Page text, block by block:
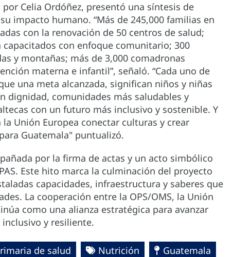
Celia Ordóñez, presentó una síntesis de
impacto humano. “Más de 245,000 familias en
con la renovación de 50 centros de salud;
con enfoque comunitario; 300
y montañas; más de 3,000 comadronas
materna e infantil”, señaló. “Cada uno de
una meta alcanzada, significan niños y niñas
dignidad, comunidades más saludables y
con un futuro más inclusivo y sostenible. Y
Unión Europea conectar culturas y crear
Guatemala" puntualizó.
por la firma de actas y un acto simbólico
Este hito marca la culminación del proyecto
capacidades, infraestructura y saberes que
La cooperación entre la OPS/OMS, la Unión
como una alianza estratégica para avanzar
y resiliente.
de salud Nutrición
Guatemala